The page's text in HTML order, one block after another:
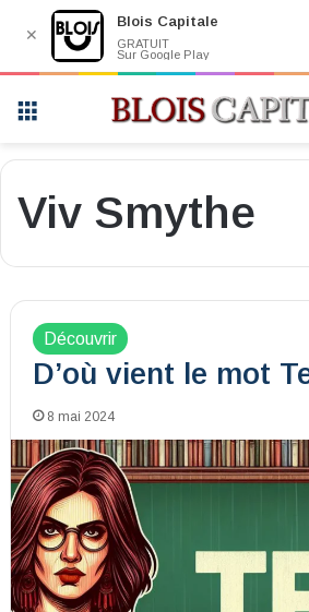
Viv Smythe
Découvrir
D’où vient le mot
8 mai 2024
✕
Blois Capitale
GRATUIT
Sur Google Play